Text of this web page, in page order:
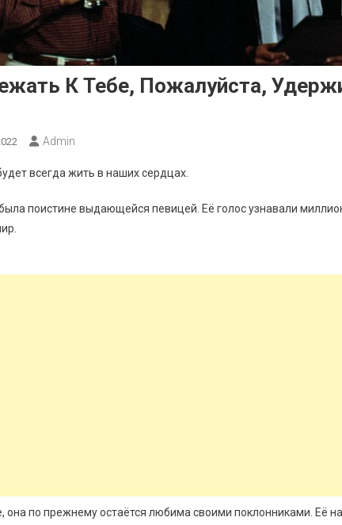
К Тебе, Пожалуйста,
Admin
всегда жить в наших сердцах.
поистине выдающейся певицей. Её голос узнавали
она по прежнему остаётся любима своими поклонниками. Её